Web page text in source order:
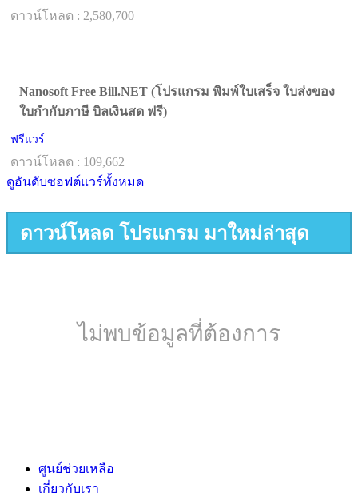
ดาวน์โหลด : 2,580,700
Nanosoft Free Bill.NET (โปรแกรม พิมพ์ใบเสร็จ ใบส่งของ
ใบกำกับภาษี บิลเงินสด ฟรี)
ฟรีแวร์
ดาวน์โหลด : 109,662
ดูอันดับซอฟต์แวร์ทั้งหมด
ดาวน์โหลด โปรแกรม มาใหม่ล่าสุด
ไม่พบข้อมูลที่ต้องการ
ศูนย์ช่วยเหลือ
เกี่ยวกับเรา